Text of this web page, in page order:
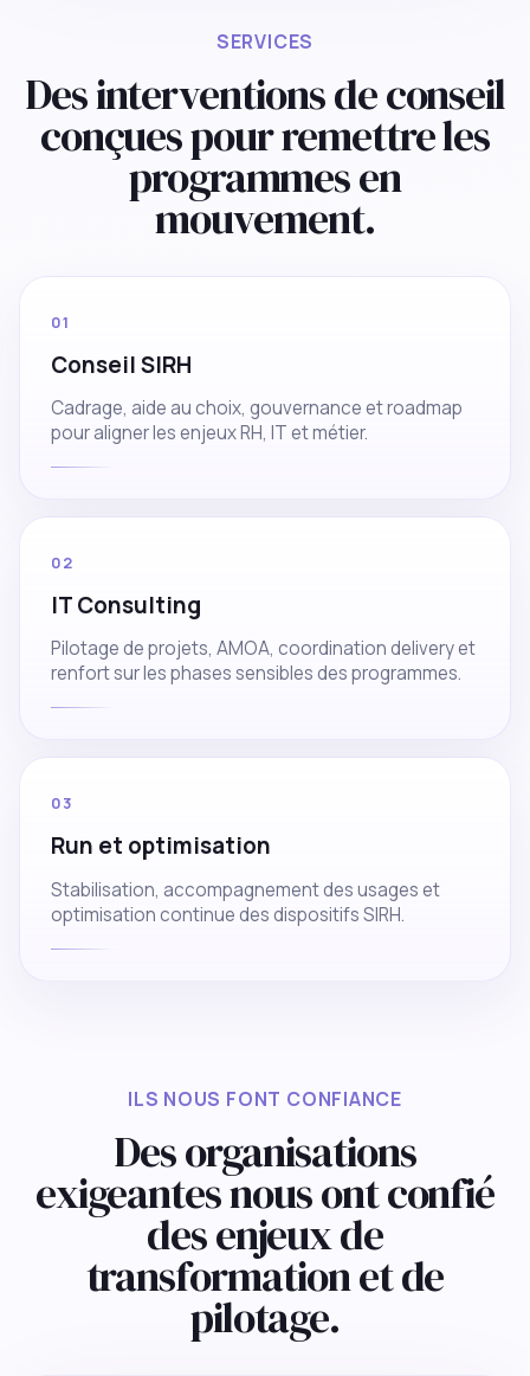
SERVICES
Des interventions de conseil
conçues pour remettre les
programmes en
mouvement.
01
Conseil SIRH
Cadrage, aide au choix, gouvernance et roadmap
pour aligner les enjeux RH, IT et métier.
02
IT Consulting
Pilotage de projets, AMOA, coordination delivery et
renfort sur les phases sensibles des programmes.
03
Run et optimisation
Stabilisation, accompagnement des usages et
optimisation continue des dispositifs SIRH.
ILS NOUS FONT CONFIANCE
Des organisations
exigeantes nous ont confié
des enjeux de
transformation et de
pilotage.